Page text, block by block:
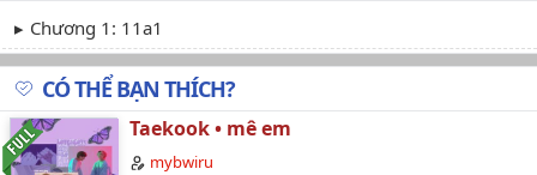
Chương 1: 11a1
CÓ THỂ BẠN THÍCH?
Taekook • mê em
mybwiru